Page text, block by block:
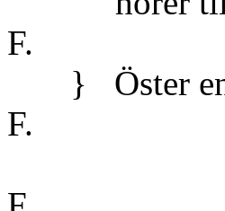
F.
} Öster
F.
}